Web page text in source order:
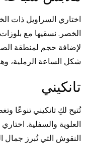
اختاري السراويل ذات
الخصر. نسقيها مع
لإضافة حجم لمنطقة
شكل الساعة الرملية،
تانكيني
تُتيح لكِ تانكيني تنوعًا
العلوية والسفلية.
النقوش التي تُبرز جمال